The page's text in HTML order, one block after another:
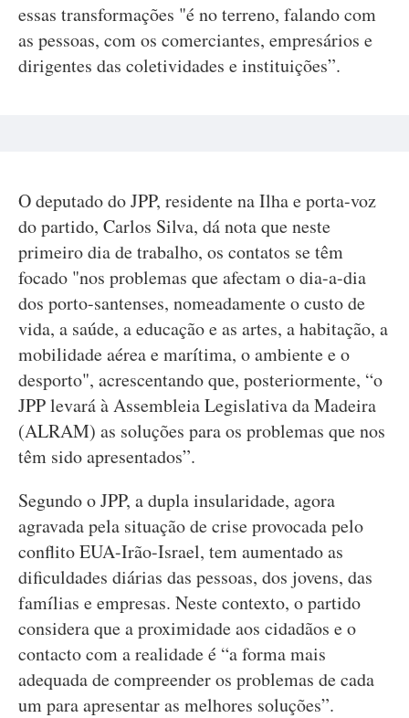
essas transformações "é no terreno, falando com
as pessoas, com os comerciantes, empresários e
dirigentes das coletividades e instituições”.
O deputado do JPP, residente na Ilha e porta-voz
do partido, Carlos Silva, dá nota que neste
primeiro dia de trabalho, os contatos se têm
focado "nos problemas que afectam o dia-a-dia
dos porto-santenses, nomeadamente o custo de
vida, a saúde, a educação e as artes, a habitação, a
mobilidade aérea e marítima, o ambiente e o
desporto", acrescentando que, posteriormente, “o
JPP levará à Assembleia Legislativa da Madeira
(ALRAM) as soluções para os problemas que nos
têm sido apresentados”.
Segundo o JPP, a dupla insularidade, agora
agravada pela situação de crise provocada pelo
conflito EUA-Irão-Israel, tem aumentado as
dificuldades diárias das pessoas, dos jovens, das
famílias e empresas. Neste contexto, o partido
considera que a proximidade aos cidadãos e o
contacto com a realidade é “a forma mais
adequada de compreender os problemas de cada
um para apresentar as melhores soluções”.